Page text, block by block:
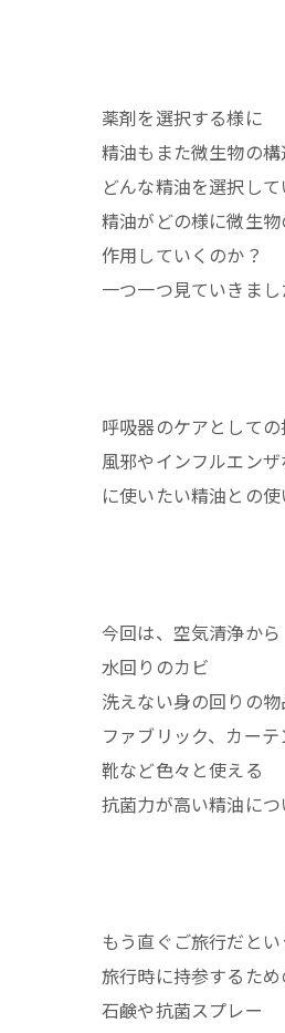
薬剤を選択する様に
精油もまた微生物の構
どんな精油を選択し
精油がどの様に微生
作用していくのか？
一つ一つ見ていきまし
呼吸器のケアとしての
風邪やインフルエン
に使いたい精油との
今回は、空気清浄から
水回りのカビ
洗えない身の回りの物
ファブリック、カーテ
靴など色々と使える
抗菌力が高い精油に
もう直ぐご旅行だとい
旅行時に持参するため
石鹸や抗菌スプレー